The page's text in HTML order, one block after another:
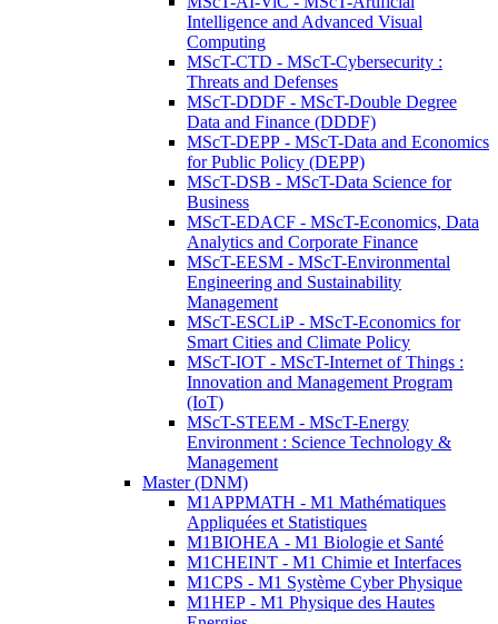
Intelligence and Advanced Visual
Computing
MScT-CTD - MScT-Cybersecurity :
Threats and Defenses
MScT-DDDF - MScT-Double Degree
Data and Finance (DDDF)
MScT-DEPP - MScT-Data and Economics
for Public Policy (DEPP)
MScT-DSB - MScT-Data Science for
Business
MScT-EDACF - MScT-Economics, Data
Analytics and Corporate Finance
MScT-EESM - MScT-Environmental
Engineering and Sustainability
Management
MScT-ESCLiP - MScT-Economics for
Smart Cities and Climate Policy
MScT-IOT - MScT-Internet of Things :
Innovation and Management Program
(IoT)
MScT-STEEM - MScT-Energy
Environment : Science Technology &
Management
Master (DNM)
M1APPMATH - M1 Mathématiques
Appliquées et Statistiques
M1BIOHEA - M1 Biologie et Santé
M1CHEINT - M1 Chimie et Interfaces
M1CPS - M1 Système Cyber Physique
M1HEP - M1 Physique des Hautes